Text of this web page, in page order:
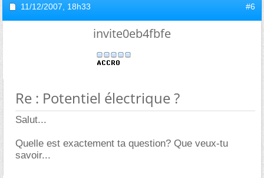
11/12/2007, 18h33 #6
invite0eb4fbfe
Re : Potentiel électrique ?
Salut...
Quelle est exactement ta question? Que veux-tu
savoir...